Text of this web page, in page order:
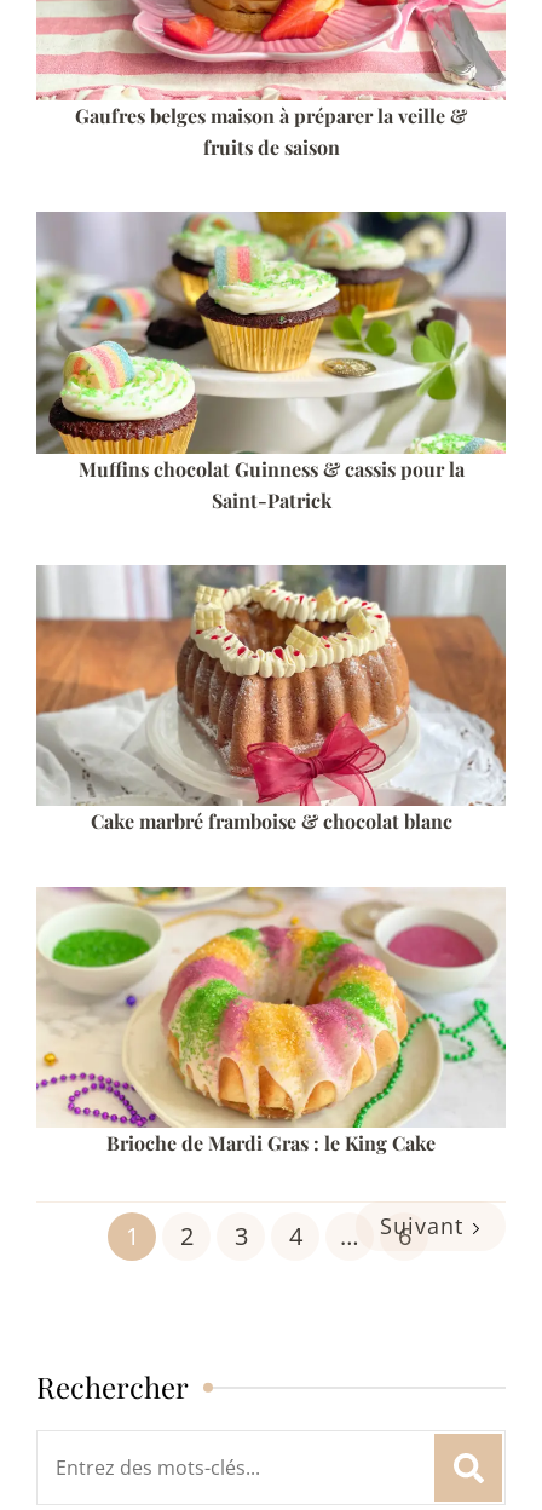
Gaufres belges maison à préparer la veille &
fruits de saison
Muffins chocolat Guinness & cassis pour la
Saint-Patrick
Cake marbré framboise & chocolat blanc
Brioche de Mardi Gras : le King Cake
1 2 3 4 … 6
Suivant
Rechercher